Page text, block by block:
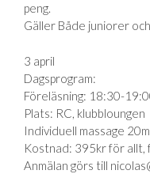
peng.
Gäller Både juniorer
3 april
Dagsprogram:
Föreläsning: 18:30-
Plats: RC, klubbloungen
Individuell massage
Kostnad: 395kr för allt,
Anmälan görs till